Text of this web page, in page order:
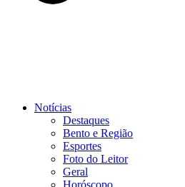
Notícias
Destaques
Bento e Região
Esportes
Foto do Leitor
Geral
Horóscopo